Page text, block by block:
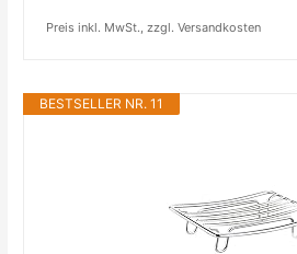
Preis inkl. MwSt., zzgl. Versandkosten
BESTSELLER NR. 11